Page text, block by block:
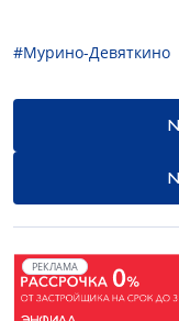
#Мурино-Девяткино
РЕКЛАМА